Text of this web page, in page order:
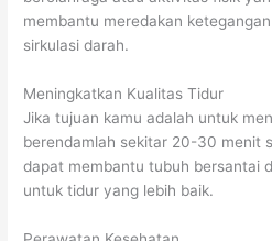
membantu meredakan
sirkulasi darah.
Meningkatkan Kualitas Tidur
Jika tujuan kamu adalah untuk
berendamlah sekitar 20-30 menit
dapat membantu tubuh bersantai
untuk tidur yang lebih baik.